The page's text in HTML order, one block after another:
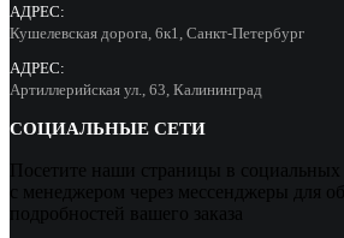
АДРЕС:
Кушелевская дорога, 6к1, Санкт-Петербург
АДРЕС:
Артиллерийская ул., 63, Калининград
СОЦИАЛЬНЫЕ СЕТИ
Посетите наши страницы в социальных
с менеджером через мессенджеры для
подробностей вашего заказа